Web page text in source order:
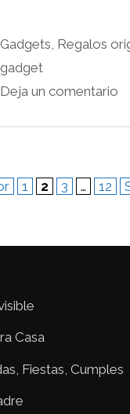
Categorías
Gadgets Regalos
Etiquetas
gadget
Deja un comentario
Página
1 Página
2 Página
3 … 12
Casa
Fiestas, Cumples